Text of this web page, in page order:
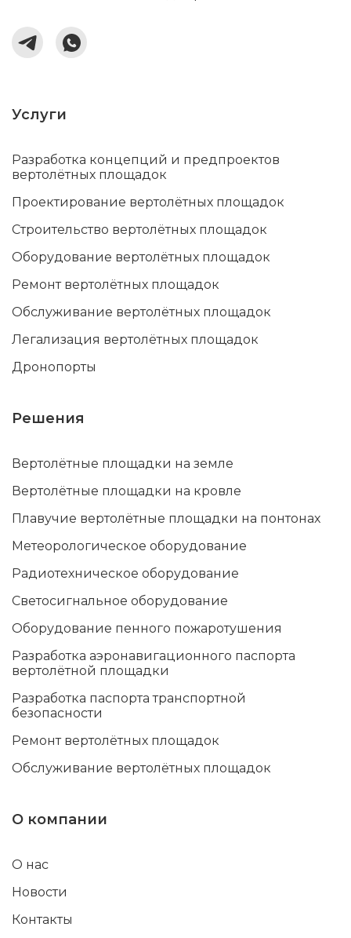
Услуги
Разработка концепций и предпроектов
вертолётных площадок
Проектирование вертолётных площадок
Строительство вертолётных площадок
Оборудование вертолётных площадок
Ремонт вертолётных площадок
Обслуживание вертолётных площадок
Легализация вертолётных площадок
Дронопорты
Решения
Вертолётные площадки на земле
Вертолётные площадки на кровле
Плавучие вертолётные площадки на понтонах
Метеорологическое оборудование
Радиотехническое оборудование
Светосигнальное оборудование
Оборудование пенного пожаротушения
Разработка аэронавигационного паспорта
вертолётной площадки
Разработка паспорта транспортной
безопасности
Ремонт вертолётных площадок
Обслуживание вертолётных площадок
О компании
О нас
Новости
Контакты